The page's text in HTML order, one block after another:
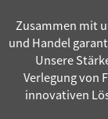
Zusammen mit
und Handel
Unsere
Verlegung von
innovativen